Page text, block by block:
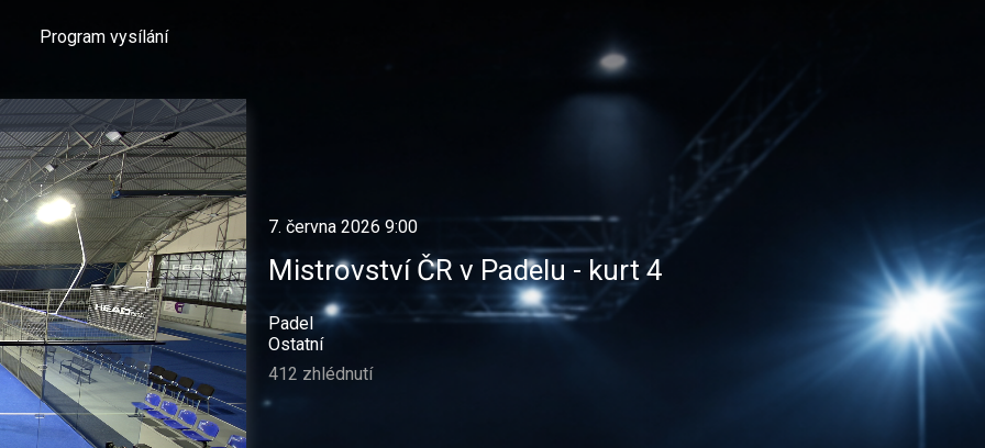
Program vysílání
7. června 2026 9:00
Mistrovství ČR v Padelu - kurt 4
Padel
Ostatní
412 zhlédnutí